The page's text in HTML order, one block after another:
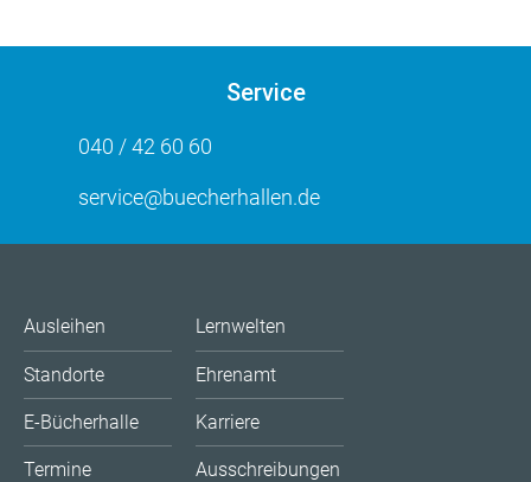
Service
040 / 42 60 60
service@buecherhallen.de
Ausleihen
Standorte
E-Bücherhalle
Termine
Lernwelten
Ehrenamt
Karriere
Ausschreibungen